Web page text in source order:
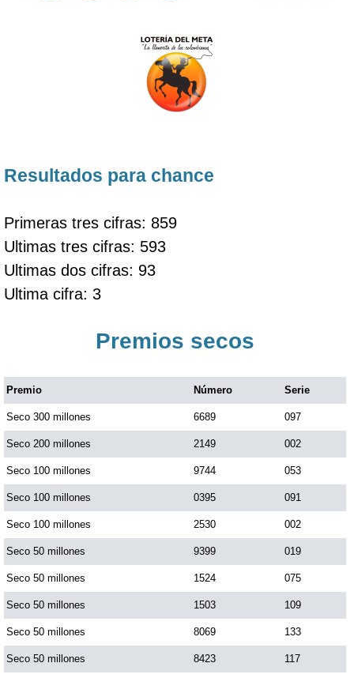
Resultados para chance
Primeras tres cifras: 859
Ultimas tres cifras: 593
Ultimas dos cifras: 93
Ultima cifra: 3
Premios secos
Premio Número Serie
Seco 300 millones 6689 097
Seco 200 millones 2149 002
Seco 100 millones 9744 053
Seco 100 millones 0395 091
Seco 100 millones 2530 002
Seco 50 millones 9399 019
Seco 50 millones 1524 075
Seco 50 millones 1503 109
Seco 50 millones 8069 133
Seco 50 millones 8423 117